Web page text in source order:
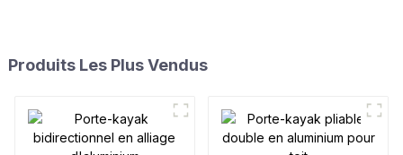
Produits Les Plus Vendus